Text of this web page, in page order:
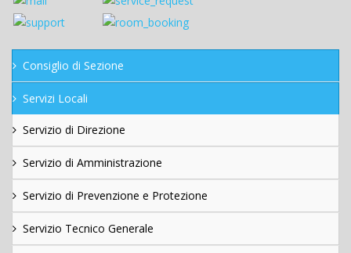
Consiglio di Sezione
Servizi Locali
Servizio di Direzione
Servizio di Amministrazione
Servizio di Prevenzione e Protezione
Servizio Tecnico Generale